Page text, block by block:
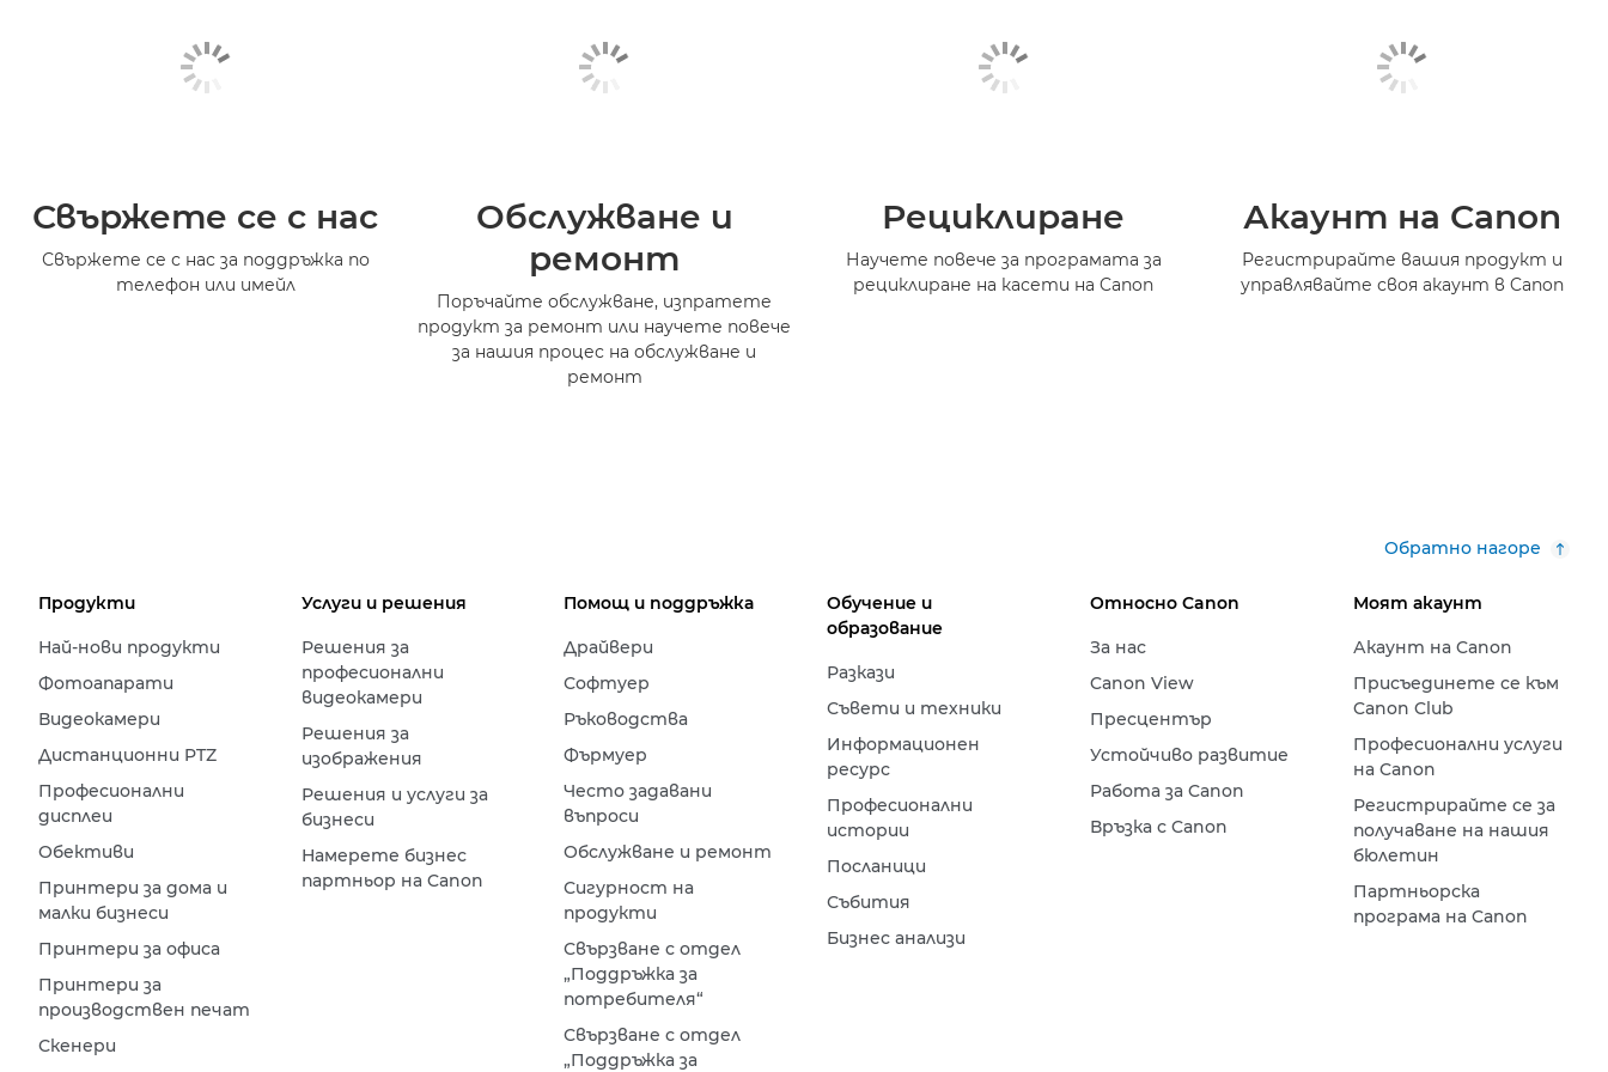
Свържете се с нас
Свържете се с нас за поддръжка по
телефон или имейл
Обслужване и
ремонт
Поръчайте обслужване, изпратете
продукт за ремонт или научете повече
за нашия процес на обслужване и
ремонт
Рециклиране
Научете повече за програмата за
рециклиране на касети на Canon
Акаунт на Canon
Регистрирайте вашия продукт и
управлявайте своя акаунт в Canon
Обратно нагоре
Продукти
Най-нови продукти
Фотоапарати
Видеокамери
Дистанционни PTZ
Професионални
дисплеи
Обективи
Принтери за дома и
малки бизнеси
Принтери за офиса
Принтери за
производствен печат
Скенери
Услуги и решения
Решения за
професионални
видеокамери
Решения за
изображения
Решения и услуги за
бизнеси
Намерете бизнес
партньор на Canon
Помощ и поддръжка
Драйвери
Софтуер
Ръководства
Фърмуер
Често задавани
въпроси
Обслужване и ремонт
Сигурност на
продукти
Свързване с отдел
„Поддръжка за
потребителя“
Свързване с отдел
„Поддръжка за
Обучение и
образование
Разкази
Съвети и техники
Информационен
ресурс
Професионални
истории
Посланици
Събития
Бизнес анализи
Относно Canon
За нас
Canon View
Пресцентър
Устойчиво развитие
Работа за Canon
Връзка с Canon
Моят акаунт
Акаунт на Canon
Присъединете се към
Canon Club
Професионални услуги
на Canon
Регистрирайте се за
получаване на нашия
бюлетин
Партньорска
програма на Canon